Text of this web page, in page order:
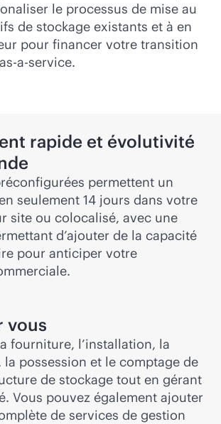
le processus de mise au
de stockage existants et à en
pour financer votre transition
as-a-service.
rapide et évolutivité
permettent un
seulement 14 jours dans votre
site ou colocalisé, avec une
d’ajouter de la capacité
pour anticiper votre
vous
fourniture, l’installation, la
la possession et le comptage de
de stockage tout en gérant
Vous pouvez également ajouter
de services de gestion